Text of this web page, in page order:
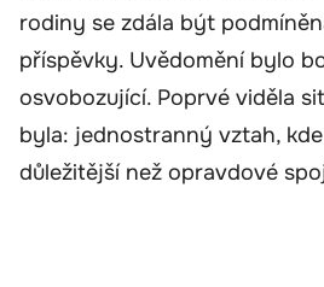
rodiny se zdála být
příspěvky. Uvědomění bylo
osvobozující. Poprvé viděla
byla: jednostranný vztah,
důležitější než opravdové